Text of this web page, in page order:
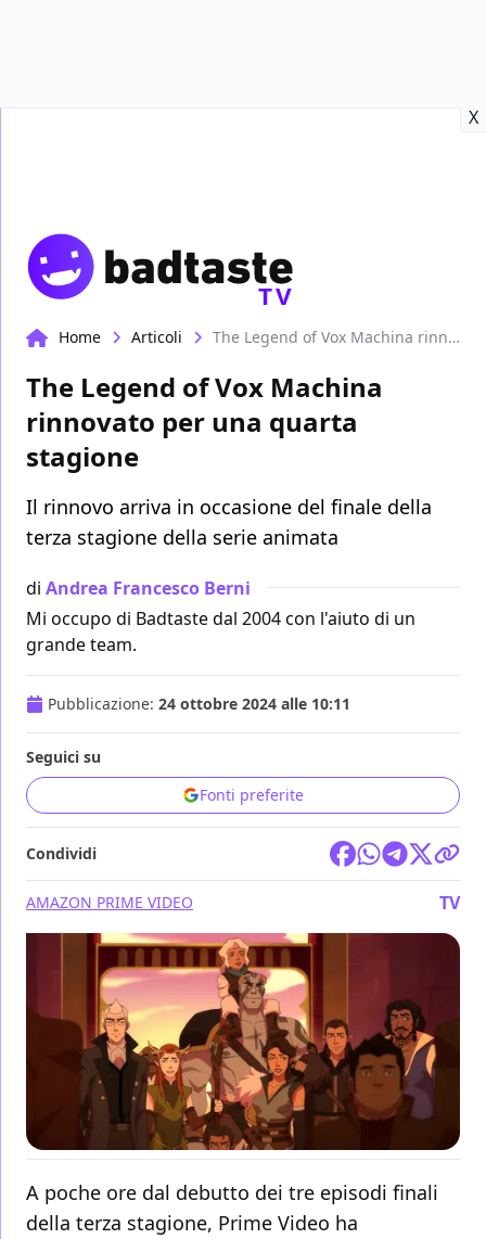
X
TV
Home Articoli The Legend of Vox Machina rinnovato per una quarta stagione
The Legend of Vox Machina
rinnovato per una quarta
stagione
Il rinnovo arriva in occasione del finale della
terza stagione della serie animata
di Andrea Francesco Berni
Mi occupo di Badtaste dal 2004 con l'aiuto di un
grande team.
Pubblicazione: 24 ottobre 2024 alle 10:11
Seguici su
Fonti preferite
Condividi
AMAZON PRIME VIDEO TV
A poche ore dal debutto dei tre episodi finali
della terza stagione, Prime Video ha